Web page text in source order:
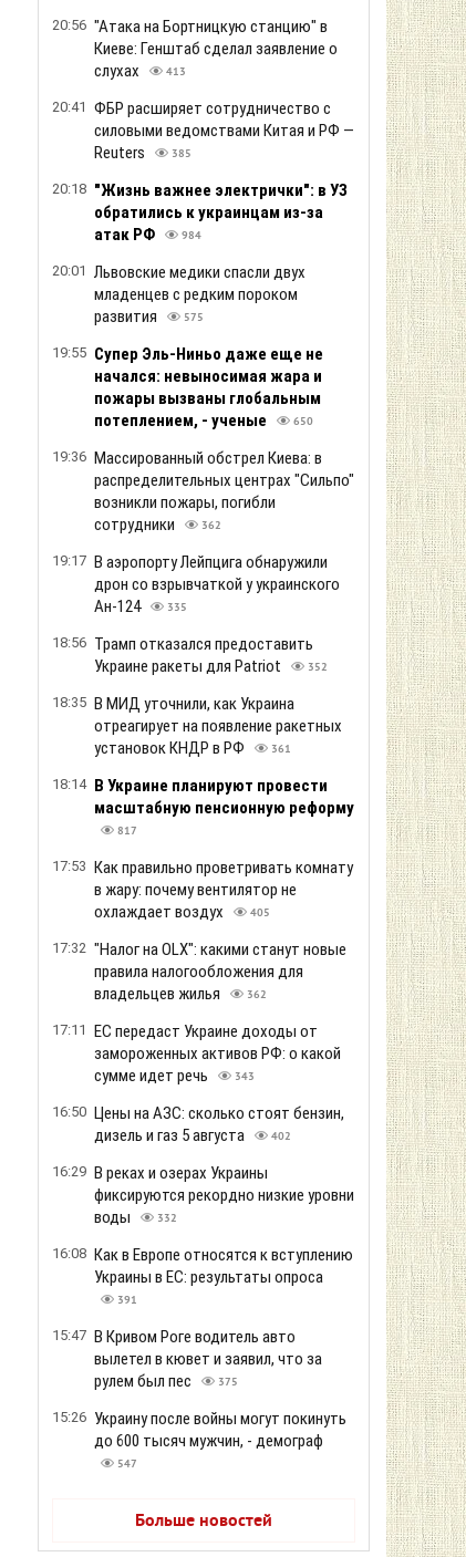
20:56 "Атака на Бортницкую станцию" в
Киеве: Генштаб сделал заявление о
слухах
413
20:41 ФБР расширяет сотрудничество с
силовыми ведомствами Китая и РФ —
Reuters
385
20:18 "Жизнь важнее электрички": в УЗ
обратились к украинцам из-за
атак РФ
984
20:01 Львовские медики спасли двух
младенцев с редким пороком
развития
575
19:55 Супер Эль-Ниньо даже еще не
начался: невыносимая жара и
пожары вызваны глобальным
потеплением, - ученые
650
19:36 Массированный обстрел Киева: в
распределительных центрах "Сильпо"
возникли пожары, погибли
сотрудники
362
19:17 В аэропорту Лейпцига обнаружили
дрон со взрывчаткой у украинского
Ан-124
335
18:56 Трамп отказался предоставить
Украине ракеты для Patriot
352
18:35 В МИД уточнили, как Украина
отреагирует на появление ракетных
установок КНДР в РФ
361
18:14 В Украине планируют провести
масштабную пенсионную реформу
817
17:53 Как правильно проветривать комнату
в жару: почему вентилятор не
охлаждает воздух
405
17:32 "Налог на OLX": какими станут новые
правила налогообложения для
владельцев жилья
362
17:11 ЕС передаст Украине доходы от
замороженных активов РФ: о какой
сумме идет речь
343
16:50 Цены на АЗС: сколько стоят бензин,
дизель и газ 5 августа
402
16:29 В реках и озерах Украины
фиксируются рекордно низкие уровни
воды
332
16:08 Как в Европе относятся к вступлению
Украины в ЕС: результаты опроса
391
15:47 В Кривом Роге водитель авто
вылетел в кювет и заявил, что за
рулем был пес
375
15:26 Украину после войны могут покинуть
до 600 тысяч мужчин, - демограф
547
Больше новостей